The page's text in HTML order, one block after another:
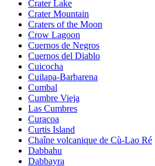
Crater Lake
Crater Mountain
Craters of the Moon
Crow Lagoon
Cuernos de Negros
Cuernos del Diablo
Cuicocha
Cuilapa-Barbarena
Cumbal
Cumbre Vieja
Las Cumbres
Curacoa
Curtis Island
Chaîne volcanique de Cù-Lao Ré
Dabbahu
Dabbayra